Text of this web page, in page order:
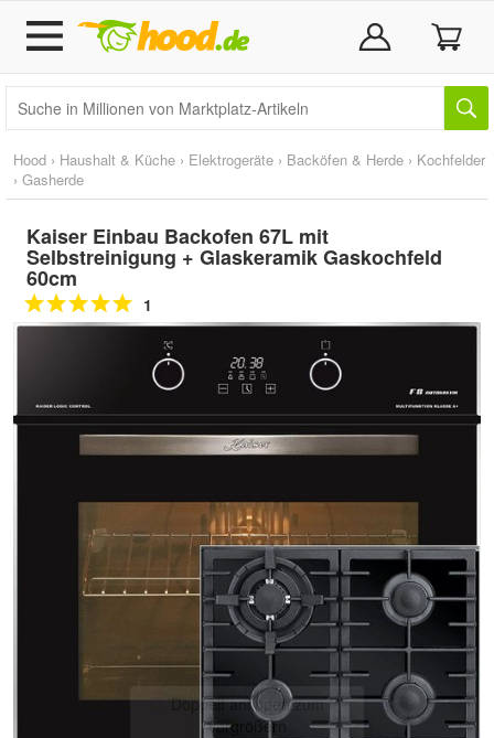
Hood › Haushalt & Küche › Elektrogeräte › Backöfen & Herde › Kochfelder
› Gasherde
Kaiser Einbau Backofen 67L mit
Selbstreinigung + Glaskeramik Gaskochfeld
60cm
1
Doppelt antippen zum
vergrößern